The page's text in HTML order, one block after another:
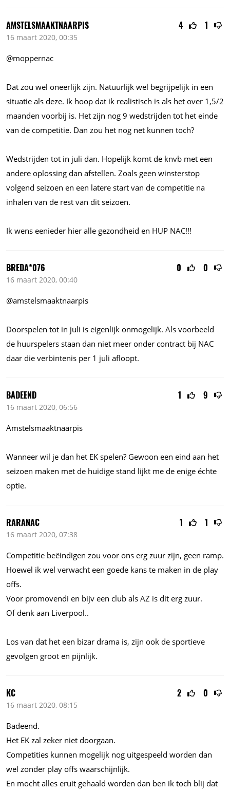
4 1
AMSTELSMAAKTNAARPIS
16 maart 2020, 00:35
@moppernac
Dat zou wel oneerlijk zijn. Natuurlijk wel begrijpelijk in een
situatie als deze. Ik hoop dat ik realistisch is als het over 1,5/2
maanden voorbij is. Het zijn nog 9 wedstrijden tot het einde
van de competitie. Dan zou het nog net kunnen toch?
Wedstrijden tot in juli dan. Hopelijk komt de knvb met een
andere oplossing dan afstellen. Zoals geen winsterstop
volgend seizoen en een latere start van de competitie na
inhalen van de rest van dit seizoen.
Ik wens eenieder hier alle gezondheid en HUP NAC!!!
0 0
BREDA*076
16 maart 2020, 00:40
@amstelsmaaktnaarpis
Doorspelen tot in juli is eigenlijk onmogelijk. Als voorbeeld
de huurspelers staan dan niet meer onder contract bij NAC
daar die verbintenis per 1 juli afloopt.
1 9
BADEEND
16 maart 2020, 06:56
Amstelsmaaktnaarpis
Wanneer wil je dan het EK spelen? Gewoon een eind aan het
seizoen maken met de huidige stand lijkt me de enige échte
optie.
1 1
RARANAC
16 maart 2020, 07:38
Competitie beëindigen zou voor ons erg zuur zijn, geen ramp.
Hoewel ik wel verwacht een goede kans te maken in de play
offs.
Voor promovendi en bijv een club als AZ is dit erg zuur.
Of denk aan Liverpool..
Los van dat het een bizar drama is, zijn ook de sportieve
gevolgen groot en pijnlijk.
2 0
KC
16 maart 2020, 08:15
Badeend.
Het EK zal zeker niet doorgaan.
Competities kunnen mogelijk nog uitgespeeld worden dan
wel zonder play offs waarschijnlijk.
En mocht alles eruit gehaald worden dan ben ik toch blij dat